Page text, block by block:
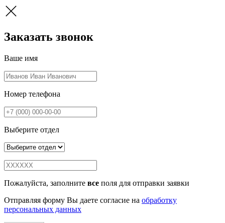
Заказать звонок
Ваше имя
Номер телефона
Выберите отдел
Пожалуйста, заполните все поля для отправки заявки
Отправляя форму Вы даете согласие на обработку
персональных данных